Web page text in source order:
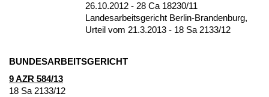
26.10.2012 - 28 Ca 18230/11
Landesarbeitsgericht Berlin-Brandenburg,
Urteil vom 21.3.2013 - 18 Sa 2133/12
BUN­DES­AR­BEITS­GERICHT
9 AZR 584/13
18 Sa 2133/12